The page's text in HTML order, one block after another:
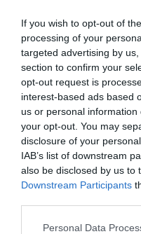
If you wish to opt-out of
processing of your
targeted advertising by
section to confirm your
opt-out request is
interest-based ads based
us or personal
your opt-out. You may
disclosure of your
IAB’s list of downstream
also be disclosed by us to
Downstream Participants
Personal Data
Cartão azul Sergio
"Sergi" Miras
Timeout CP Calafell